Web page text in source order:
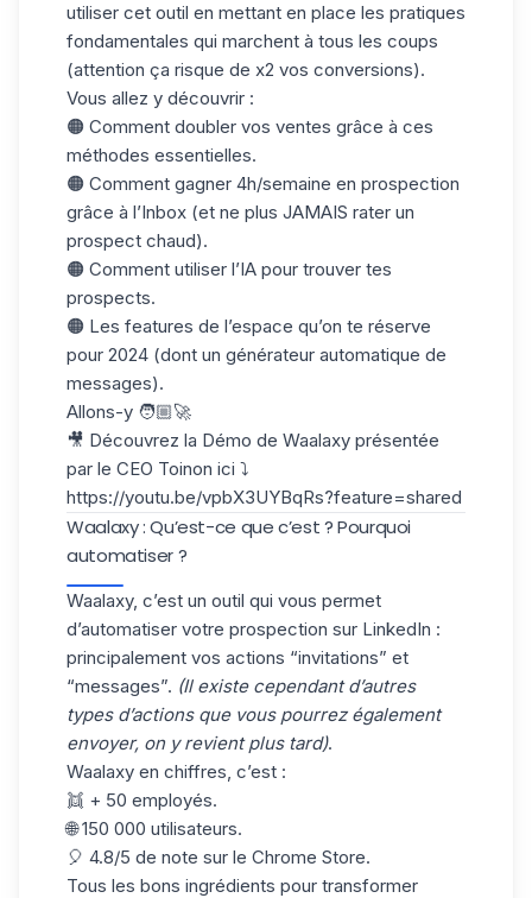
utiliser cet outil en mettant en place les pratiques
fondamentales qui marchent à tous les coups
(attention ça risque de x2 vos conversions).
Vous allez y découvrir :
🟠 Comment doubler vos ventes grâce à ces
méthodes essentielles.
🟠 Comment gagner 4h/semaine en prospection
grâce à l’Inbox (et ne plus JAMAIS rater un
prospect chaud).
🟠 Comment utiliser l’IA pour trouver tes
prospects.
🟠 Les features de l’espace qu’on te réserve
pour 2024 (dont un générateur automatique de
messages).
Allons-y 🧑🏼‍🚀
🎥 Découvrez la Démo de Waalaxy présentée
par le CEO Toinon ici ⤵️
https://youtu.be/vpbX3UYBqRs?feature=shared
Waalaxy : Qu’est-ce que c’est ? Pourquoi
automatiser ?
Waalaxy, c’est un outil qui vous permet
d’automatiser votre prospection sur LinkedIn :
principalement vos actions “invitations” et
“messages”. (Il existe cependant d’autres
types d’actions que vous pourrez également
envoyer, on y revient plus tard).
Waalaxy en chiffres, c’est :
👯 + 50 employés.
🌐 150 000 utilisateurs.
🎈 4.8/5 de note sur le Chrome Store.
Tous les bons ingrédients pour transformer